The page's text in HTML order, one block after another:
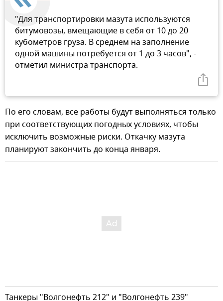
"Для транспортировки мазута используются
битумовозы, вмещающие в себя от 10 до 20
кубометров груза. В среднем на заполнение
одной машины потребуется от 1 до 3 часов", -
отметил министра транспорта.
По его словам, все работы будут выполняться только
при соответствующих погодных условиях, чтобы
исключить возможные риски. Откачку мазута
планируют закончить до конца января.
Танкеры "Волгонефть 212" и "Волгонефть 239"